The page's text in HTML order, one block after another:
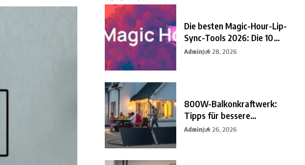
Die besten Magic-Hour-Lip-
Sync-Tools 2026: Die 10
besten
AdminJuli 28, 2026
800W-Balkonkraftwerk:
Tipps für bessere
Einsparungen
AdminJuli 26, 2026